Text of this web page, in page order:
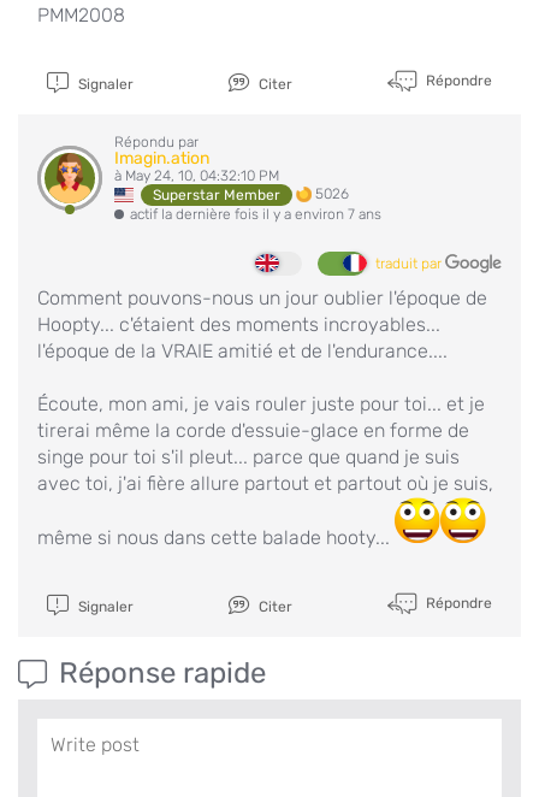
PMM2008
Signaler Citer Répondre
Répondu par
Imagin.ation
à May 24, 10, 04:32:10 PM
Superstar Member
5026
actif la dernière fois il y a environ 7 ans
traduit par
Comment pouvons-nous un jour oublier l'époque de
Hoopty... c'étaient des moments incroyables...
l'époque de la VRAIE amitié et de l'endurance....
Écoute, mon ami, je vais rouler juste pour toi... et je
tirerai même la corde d'essuie-glace en forme de
singe pour toi s'il pleut... parce que quand je suis
avec toi, j'ai fière allure partout et partout où je suis,
même si nous dans cette balade hooty...
Signaler Citer Répondre
Réponse rapide